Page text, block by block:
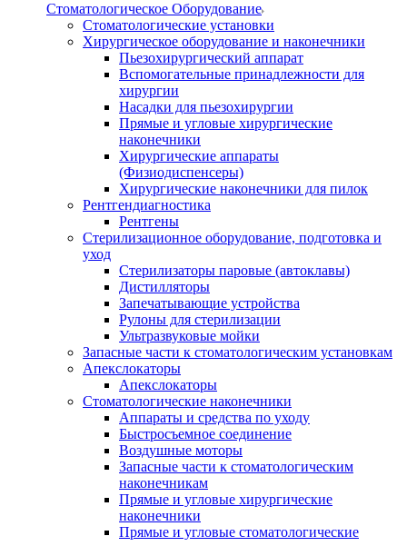
Стоматологическое Оборудование
Стоматологические установки
Хирургическое оборудование и наконечники
Пьезохирургический аппарат
Вспомогательные принадлежности для
хирургии
Насадки для пьезохирургии
Прямые и угловые хирургические
наконечники
Хирургические аппараты
(Физиодиспенсеры)
Хирургические наконечники для пилок
Рентгендиагностика
Рентгены
Стерилизационное оборудование, подготовка и
уход
Стерилизаторы паровые (автоклавы)
Дистилляторы
Запечатывающие устройства
Рулоны для стерилизации
Ультразвуковые мойки
Запасные части к стоматологическим установкам
Апекслокаторы
Апекслокаторы
Стоматологические наконечники
Аппараты и средства по уходу
Быстросъемное соединение
Воздушные моторы
Запасные части к стоматологическим
наконечникам
Прямые и угловые хирургические
наконечники
Прямые и угловые стоматологические